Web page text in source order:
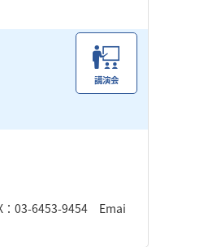
講演会
：03-6453-9454 Emai